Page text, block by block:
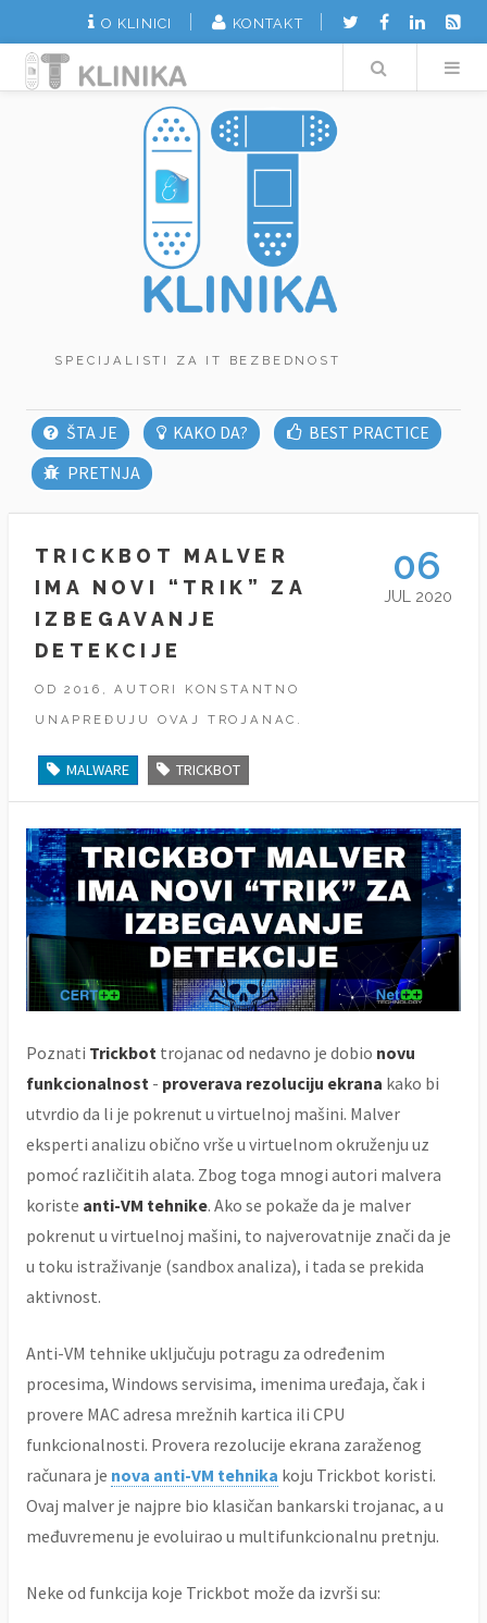
O KLINICI KONTAKT
Search
ŠTA JE KAKO DA?
BEST PRACTICE
PRETNJA
TRICKBOT MALVER
IMA NOVI “TRIK” ZA
IZBEGAVANJE
DETEKCIJE
OD 2016, AUTORI KONSTANTNO
UNAPREĐUJU OVAJ TROJANAC.
MALWARE TRICKBOT
06
JUL 2020
Poznati Trickbot trojanac od nedavno je dobio novu
funkcionalnost - proverava rezoluciju ekrana kako bi
utvrdio da li je pokrenut u virtuelnoj mašini. Malver
eksperti analizu obično vrše u virtuelnom okruženju uz
pomoć različitih alata. Zbog toga mnogi autori malvera
koriste anti-VM tehnike. Ako se pokaže da je malver
pokrenut u virtuelnoj mašini, to najverovatnije znači da je
u toku istraživanje (sandbox analiza), i tada se prekida
aktivnost.
Anti-VM tehnike uključuju potragu za određenim
procesima, Windows servisima, imenima uređaja, čak i
provere MAC adresa mrežnih kartica ili CPU
funkcionalnosti. Provera rezolucije ekrana zaraženog
računara je nova anti-VM tehnika koju Trickbot koristi.
Ovaj malver je najpre bio klasičan bankarski trojanac, a u
međuvremenu je evoluirao u multifunkcionalnu pretnju.
Neke od funkcija koje Trickbot može da izvrši su:
SPECIJALISTI ZA IT BEZBEDNOST